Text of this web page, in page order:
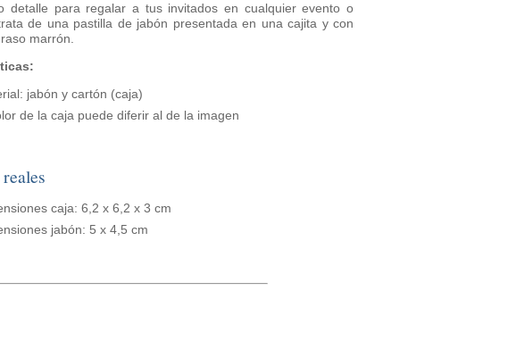
detalle para regalar a tus invitados en cualquier evento o
de una pastilla de jabón presentada en una cajita y con
marrón.
jabón y cartón (caja)
de la caja puede diferir al de la imagen
caja: 6,2 x 6,2 x 3 cm
jabón: 5 x 4,5 cm